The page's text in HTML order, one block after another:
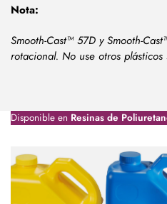
Nota:
Smooth-Cast™ 57D y Smooth-
rotacional. No use otros plásticos
Disponible en Resinas de